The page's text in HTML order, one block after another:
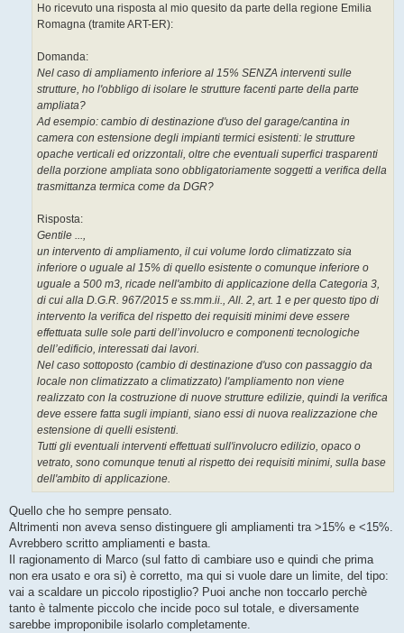
Ho ricevuto una risposta al mio quesito da parte della regione Emilia
Romagna (tramite ART-ER):
Domanda:
Nel caso di ampliamento inferiore al 15% SENZA interventi sulle
strutture, ho l'obbligo di isolare le strutture facenti parte della parte
ampliata?
Ad esempio: cambio di destinazione d'uso del garage/cantina in
camera con estensione degli impianti termici esistenti: le strutture
opache verticali ed orizzontali, oltre che eventuali superfici trasparenti
della porzione ampliata sono obbligatoriamente soggetti a verifica della
trasmittanza termica come da DGR?
Risposta:
Gentile ...,
un intervento di ampliamento, il cui volume lordo climatizzato sia
inferiore o uguale al 15% di quello esistente o comunque inferiore o
uguale a 500 m3, ricade nell'ambito di applicazione della Categoria 3,
di cui alla D.G.R. 967/2015 e ss.mm.ii., All. 2, art. 1 e per questo tipo di
intervento la verifica del rispetto dei requisiti minimi deve essere
effettuata sulle sole parti dell’involucro e componenti tecnologiche
dell’edificio, interessati dai lavori.
Nel caso sottoposto (cambio di destinazione d'uso con passaggio da
locale non climatizzato a climatizzato) l'ampliamento non viene
realizzato con la costruzione di nuove strutture edilizie, quindi la verifica
deve essere fatta sugli impianti, siano essi di nuova realizzazione che
estensione di quelli esistenti.
Tutti gli eventuali interventi effettuati sull'involucro edilizio, opaco o
vetrato, sono comunque tenuti al rispetto dei requisiti minimi, sulla base
dell'ambito di applicazione.
Quello che ho sempre pensato.
Altrimenti non aveva senso distinguere gli ampliamenti tra >15% e <15%.
Avrebbero scritto ampliamenti e basta.
Il ragionamento di Marco (sul fatto di cambiare uso e quindi che prima
non era usato e ora si) è corretto, ma qui si vuole dare un limite, del tipo:
vai a scaldare un piccolo ripostiglio? Puoi anche non toccarlo perchè
tanto è talmente piccolo che incide poco sul totale, e diversamente
sarebbe improponibile isolarlo completamente.